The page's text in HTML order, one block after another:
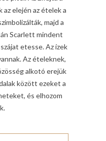
elején az ételek a
majd a
Scarlett mindent
etesse. Az ízek
Az ételeknek,
alkotó erejük
között ezeket a
és elhozom